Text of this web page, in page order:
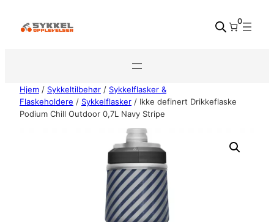
0
Hjem / Sykkeltilbehør / Sykkelflasker &
Flaskeholdere / Sykkelflasker / Ikke definert Drikkeflaske
Podium Chill Outdoor 0,7L Navy Stripe